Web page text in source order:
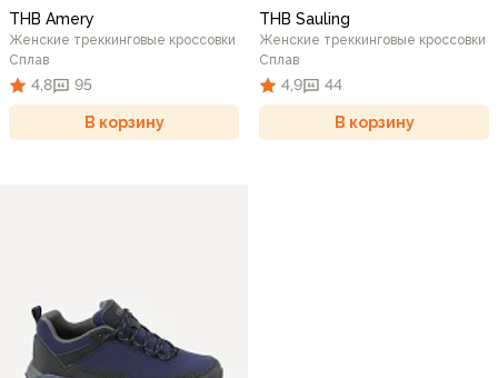
THB Amery
Женские треккинговые кроссовки
Сплав
4,8 95
В корзину
THB Sauling
Женские треккинговые кроссовки
Сплав
4,9 44
В корзину